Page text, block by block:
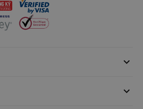
keyboard_arrow_down
keyboard_arrow_down